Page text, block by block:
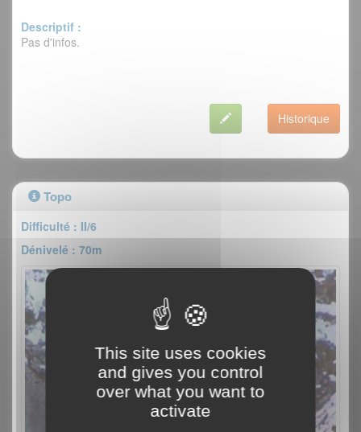
Descriptif :
Pas d'infos.
Historique
Topo
Difficulté : II/6
Dénivelé : 70m
This site uses cookies
and gives you control
over what you want to
activate